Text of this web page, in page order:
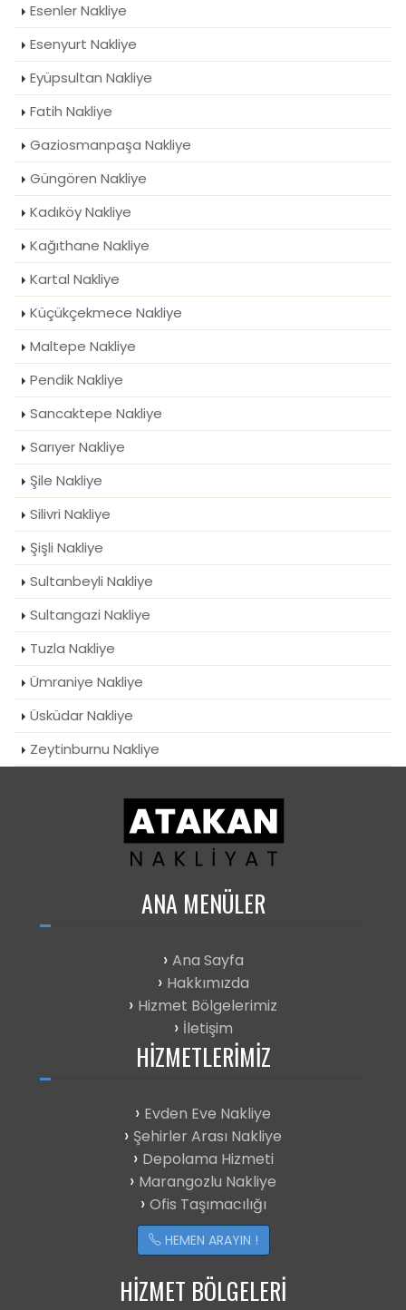
Esenler Nakliye
Esenyurt Nakliye
Eyüpsultan Nakliye
Fatih Nakliye
Gaziosmanpaşa Nakliye
Güngören Nakliye
Kadıköy Nakliye
Kağıthane Nakliye
Kartal Nakliye
Küçükçekmece Nakliye
Maltepe Nakliye
Pendik Nakliye
Sancaktepe Nakliye
Sarıyer Nakliye
Şile Nakliye
Silivri Nakliye
Şişli Nakliye
Sultanbeyli Nakliye
Sultangazi Nakliye
Tuzla Nakliye
Ümraniye Nakliye
Üsküdar Nakliye
Zeytinburnu Nakliye
ANA MENÜLER
Ana Sayfa
Hakkımızda
Hizmet Bölgelerimiz
İletişim
HIZMETLERIMIZ
Evden Eve Nakliye
Şehirler Arası Nakliye
Depolama Hizmeti
Marangozlu Nakliye
Ofis Taşımacılığı
HEMEN ARAYIN !
HIZMET BÖLGELERI